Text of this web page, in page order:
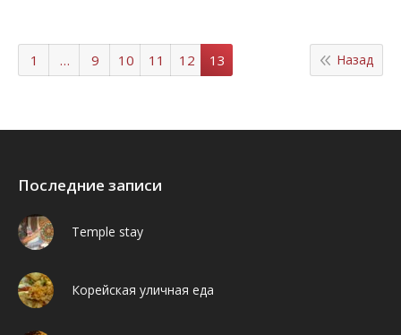
1 … 9 10 11 12 13 Назад
Последние записи
Temple stay
Корейская уличная еда